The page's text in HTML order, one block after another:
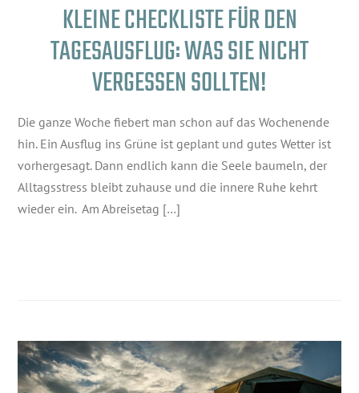
KLEINE CHECKLISTE FÜR DEN
TAGESAUSFLUG: WAS SIE NICHT
VERGESSEN SOLLTEN!
Die ganze Woche fiebert man schon auf das Wochenende
hin. Ein Ausflug ins Grüne ist geplant und gutes Wetter ist
vorhergesagt. Dann endlich kann die Seele baumeln, der
Alltagsstress bleibt zuhause und die innere Ruhe kehrt
wieder ein. Am Abreisetag […]